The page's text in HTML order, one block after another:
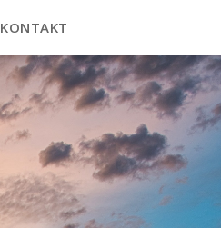
KONTAKT